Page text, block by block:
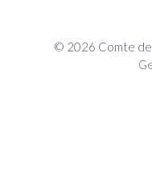
© 2026 Comte de